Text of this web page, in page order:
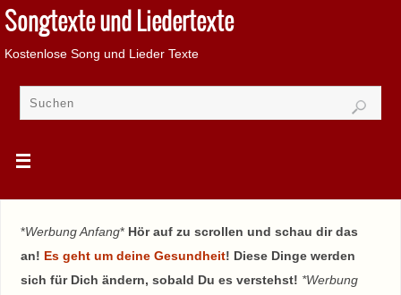
Songtexte und Liedertexte
Kostenlose Song und Lieder Texte
*Werbung Anfang* Hör auf zu scrollen und schau dir das
an! Es geht um deine Gesundheit! Diese Dinge werden
sich für Dich ändern, sobald Du es verstehst! *Werbung